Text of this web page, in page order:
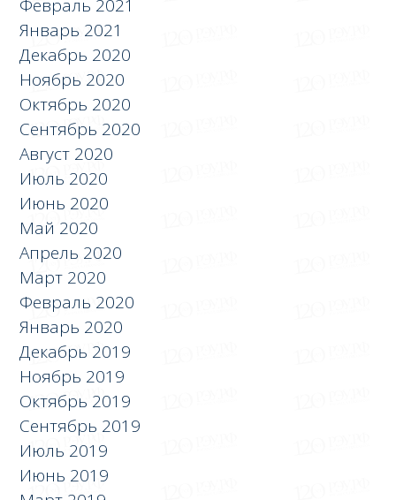
Февраль 2021
Январь 2021
Декабрь 2020
Ноябрь 2020
Октябрь 2020
Сентябрь 2020
Август 2020
Июль 2020
Июнь 2020
Май 2020
Апрель 2020
Март 2020
Февраль 2020
Январь 2020
Декабрь 2019
Ноябрь 2019
Октябрь 2019
Сентябрь 2019
Июль 2019
Июнь 2019